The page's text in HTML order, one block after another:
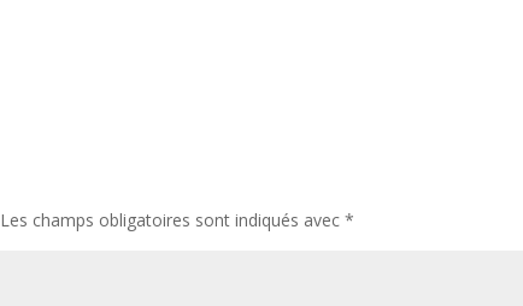
Les champs obligatoires sont indiqués avec*